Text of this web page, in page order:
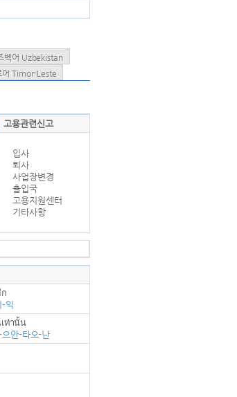
벡어 Uzbekistan
어 Timor-Leste
고용관련신고
입사
퇴사
사업장변경
출입국
고용지원센터
기타사항
익
ท่านั้น
안-타오-난